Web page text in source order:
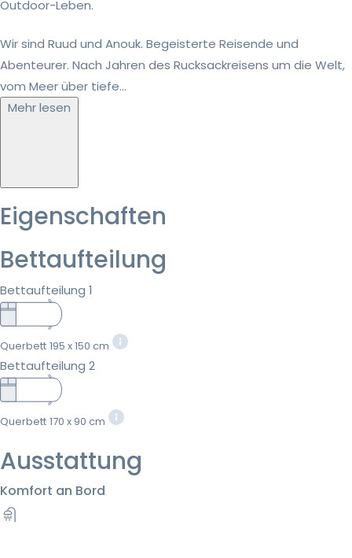
Outdoor-Leben.
Wir sind Ruud und Anouk. Begeisterte Reisende und
Abenteurer. Nach Jahren des Rucksackreisens um die Welt,
vom Meer über tiefe...
Mehr lesen
Eigenschaften
Bettaufteilung
Bettaufteilung 1
Querbett 195 x 150 cm
Bettaufteilung 2
Querbett 170 x 90 cm
Ausstattung
Komfort an Bord